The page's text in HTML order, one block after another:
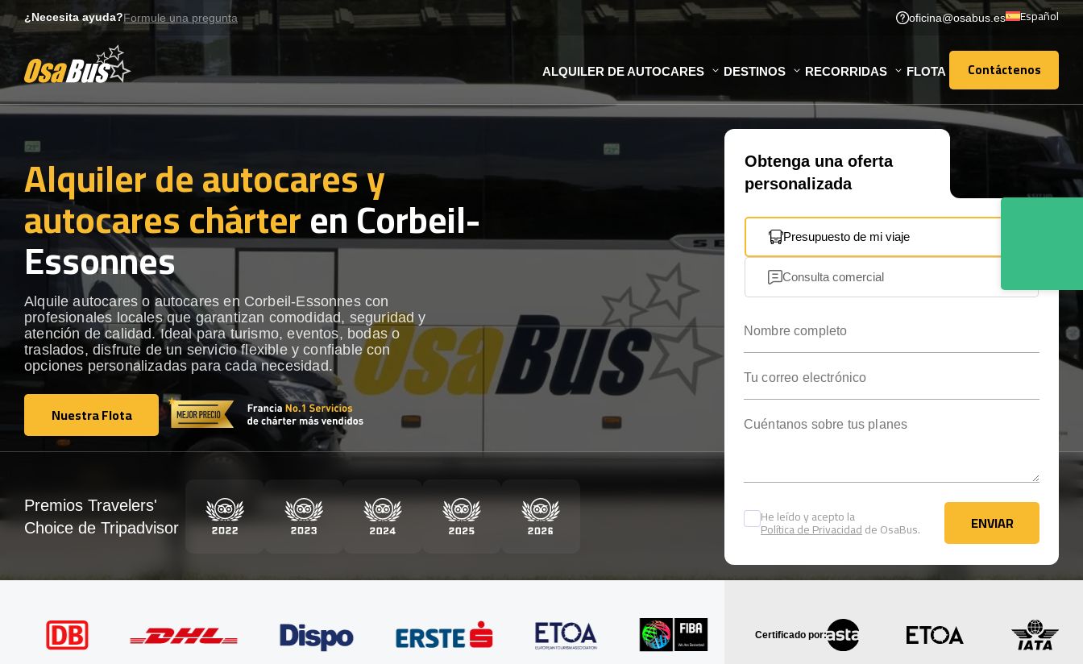
to
¿Necesita ayuda?Formule una pregunta oficina@osabus.es Español
ALQUILER DE AUTOCARES DESTINOS RECORRIDAS FLOTA Contáctenos
Contáctenos
Alquiler de autocares y
autocares chárteren Corbeil-
Essonnes
Alquile autocares o autocares en Corbeil-Essonnes con
profesionales locales que garantizan comodidad, seguridad y
atención de calidad. Ideal para turismo, eventos, bodas o
traslados, disfrute de un servicio flexible y confiable con
opciones personalizadas para cada necesidad.
Nuestra Flota
Nuestra Flota
Obtenga una oferta
personalizada
Presupuesto de mi viaje
Consulta comercial
He leído y acepto la
Política de Privacidadde OsaBus. ENVIAR
ENVIAR
Premios Travelers'
Choice de Tripadvisor
Certificado por: